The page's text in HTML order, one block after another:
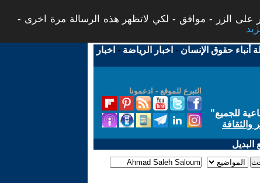
على الزر - موافق - لكي لاتظهر هذه الرسالة مرة اخرى -
أنباء حقوق الإنسان - اخبار الرياضة - اخبار
التبرع للموقع - ادعمونا
للجميع"
والثقافة
البديل